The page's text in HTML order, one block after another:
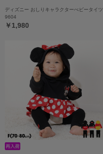
ディズニー おしりキャラクターべビータイツ
9604
￥1,980